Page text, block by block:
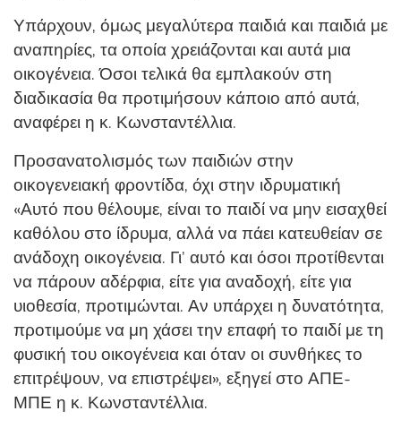
Υπάρχουν, όμως μεγαλύτερα παιδιά και παιδιά με
αναπηρίες, τα οποία χρειάζονται και αυτά μια
οικογένεια. Όσοι τελικά θα εμπλακούν στη
διαδικασία θα προτιμήσουν κάποιο από αυτά,
αναφέρει η κ. Κωνσταντέλλια.
Προσανατολισμός των παιδιών στην
οικογενειακή φροντίδα, όχι στην ιδρυματική
«Αυτό που θέλουμε, είναι το παιδί να μην εισαχθεί
καθόλου στο ίδρυμα, αλλά να πάει κατευθείαν σε
ανάδοχη οικογένεια. Γι’ αυτό και όσοι προτίθενται
να πάρουν αδέρφια, είτε για αναδοχή, είτε για
υιοθεσία, προτιμώνται. Αν υπάρχει η δυνατότητα,
προτιμούμε να μη χάσει την επαφή το παιδί με τη
φυσική του οικογένεια και όταν οι συνθήκες το
επιτρέψουν, να επιστρέψει», εξηγεί στο ΑΠΕ-
ΜΠΕ η κ. Κωνσταντέλλια.